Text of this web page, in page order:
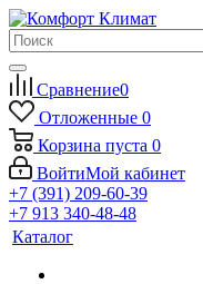
Сравнение0
Отложенные 0
Корзина пуста 0
ВойтиМой кабинет
+7 (391) 209-60-39
+7 913 340-48-48
Каталог